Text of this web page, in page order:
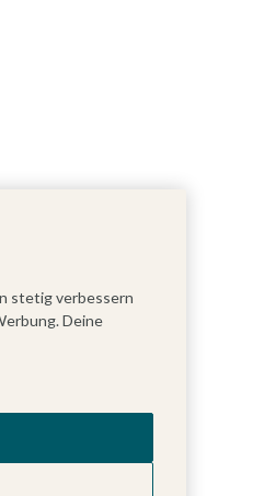
stetig verbessern
Deine